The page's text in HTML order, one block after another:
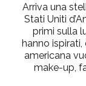
Arriva una
Stati Uniti
primi sulla
hanno
americana
make-up,